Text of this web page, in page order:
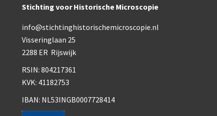
Stichting voor Historische Microscopie
info@stichtinghistorischemicroscopie.nl
Visseringlaan 25
2288 ER Rijswijk
RSIN: 804217361
KVK: 41182753
IBAN: NL53INGB0007728414